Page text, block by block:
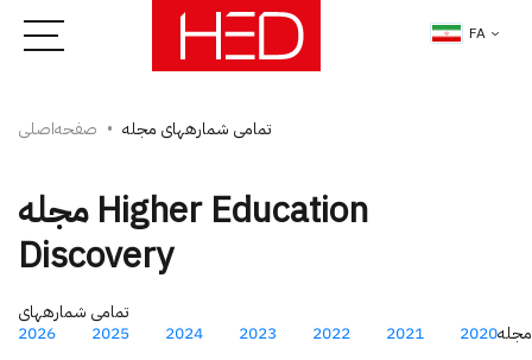
FA
صفحه‌اصلی تمامی شماره­های مجله
مجله Higher Education
Discovery
تمامی شماره­های
مجله
2026 2025 2024 2023 2022 2021 2020